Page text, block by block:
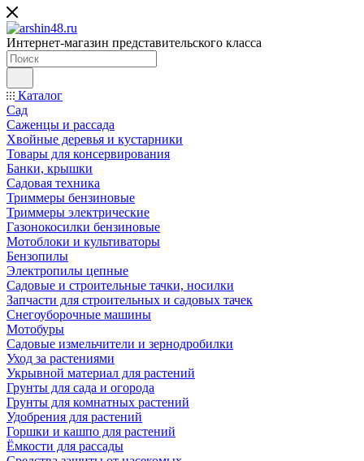
Интернет-магазин представительского класса
Каталог
Сад
Саженцы и рассада
Хвойные деревья и кустарники
Товары для консервирования
Банки, крышки
Садовая техника
Триммеры бензиновые
Триммеры электрические
Газонокосилки бензиновые
Мотоблоки и культиваторы
Бензопилы
Электропилы цепные
Садовые и строительные тачки, носилки
Запчасти для строительных и садовых тачек
Снегоуборочные машины
Мотобуры
Садовые измельчители и зернодробилки
Уход за растениями
Укрывной материал для растений
Грунты для сада и огорода
Грунты для комнатных растений
Удобрения для растений
Горшки и кашпо для растений
Ёмкости для рассады